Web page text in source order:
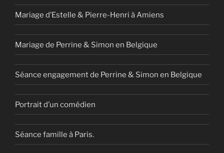
Mariage d’Estelle & Pierre-Henri à Amiens
Mariage de Perrine & Simon en Belgique
Séance engagement de Perrine & Simon en Belgique
Portrait d’un comédien
Séance famille à Paris.